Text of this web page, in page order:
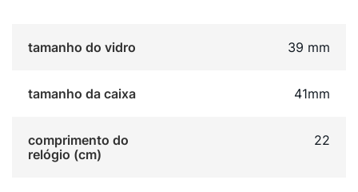
tamanho do vidro 39 mm
tamanho da caixa 41mm
comprimento do
relógio (cm)
22